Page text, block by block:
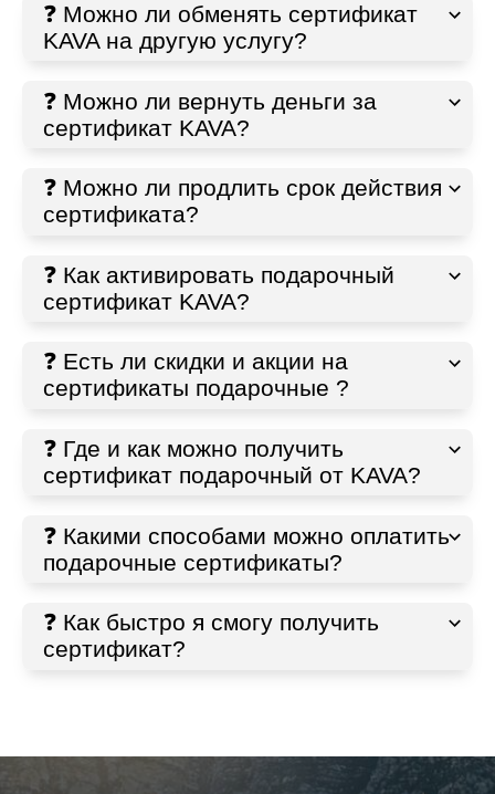
❓ Можно ли обменять сертификат
KAVA на другую услугу?
❓ Можно ли вернуть деньги за
сертификат KAVA?
❓ Можно ли продлить срок действия
сертификата?
❓ Как активировать подарочный
сертификат KAVA?
❓ Есть ли скидки и акции на
сертификаты подарочные ?
❓ Где и как можно получить
сертификат подарочный от KAVA?
❓ Какими способами можно оплатить
подарочные сертификаты?
❓ Как быстро я смогу получить
сертификат?